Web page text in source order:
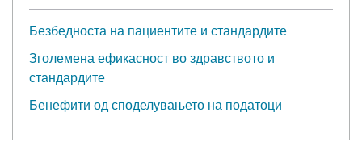
Безбедноста на пациентите и стандардите
Зголемена ефикасност во здравството и
стандардите
Бенефити од споделувањето на податоци